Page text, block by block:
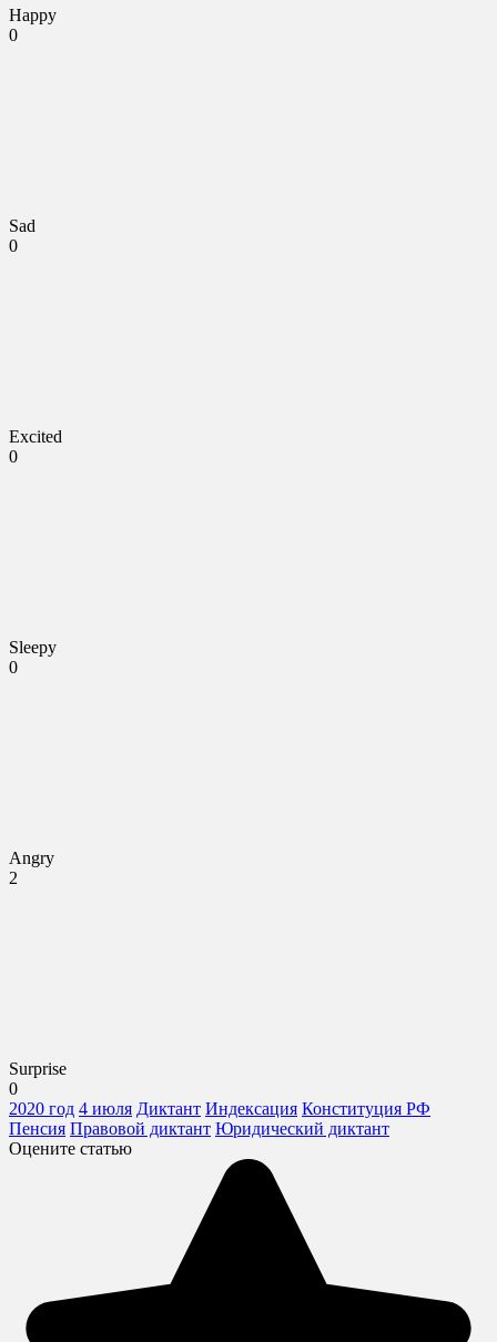
Happy
0
Sad
0
Excited
0
Sleepy
0
Angry
2
Surprise
0
2020 год 4 июля Диктант Индексация Конституция РФ
Пенсия Правовой диктант Юридический диктант
Оцените статью